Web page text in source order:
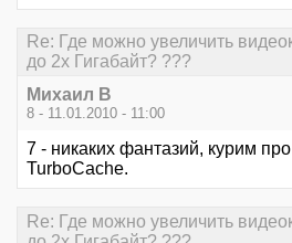
Re: Где можно увеличить
до 2х Гигабайт? ???
Михаил В
8 - 11.01.2010 - 11:00
7 - никаких фантазий, курим
TurboCache.
Re: Где можно увеличить